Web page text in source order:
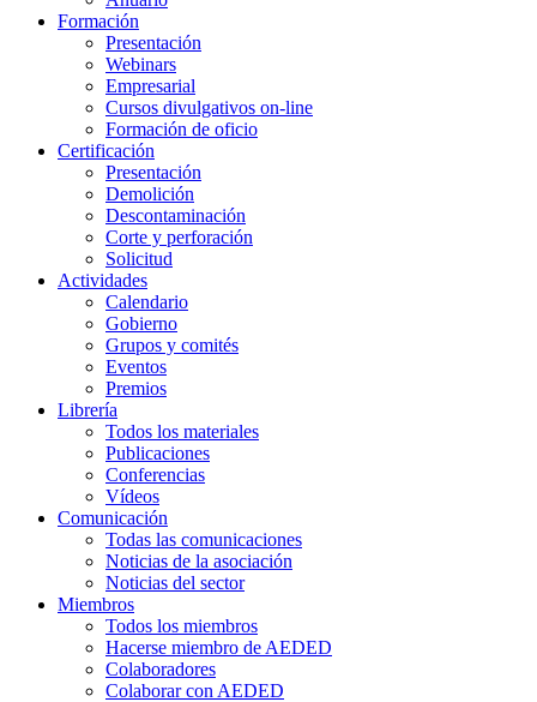
Formación
Presentación
Webinars
Empresarial
Cursos divulgativos on-line
Formación de oficio
Certificación
Presentación
Demolición
Descontaminación
Corte y perforación
Solicitud
Actividades
Calendario
Gobierno
Grupos y comités
Eventos
Premios
Librería
Todos los materiales
Publicaciones
Conferencias
Vídeos
Comunicación
Todas las comunicaciones
Noticias de la asociación
Noticias del sector
Miembros
Todos los miembros
Hacerse miembro de AEDED
Colaboradores
Colaborar con AEDED